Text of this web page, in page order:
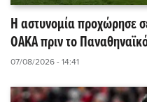
Η αστυνομία προχώρησε
ΟΑΚΑ πριν το
07/08/2026 - 14:41